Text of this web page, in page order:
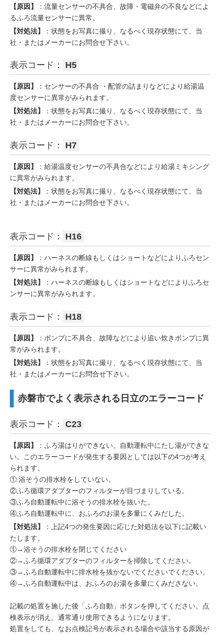
【原因】
：流量センサーの不具合、故障・電磁弁の不良などによ
るふろ流量センサーに異常。
【対処法】
：状態をお写真に撮り、なるべく現存状態にて、当
社・またはメーカーにお問合せ下さい。
表示コード： H5
【原因】
：センサーの不具合 ・配管の詰まりなどにより給湯温
度センサーに異常がみられます。
【対処法】
：状態をお写真に撮り、なるべく現存状態にて、当
社・またはメーカーにお問合せ下さい。
表示コード： H7
【原因】
：給湯温度センサーの不具合などにより給湯ミキシング
に異常がみられます。
【対処法】
：状態をお写真に撮り、なるべく現存状態にて、当
社・またはメーカーにお問合せ下さい。
表示コード： H16
【原因】
：ハーネスの断線もしくはショートなどによりふろセン
サーに異常がみられます。
【対処法】
：ハーネスの断線もしくはショートなどによりふろセ
ンサーに異常がみられます。
表示コード： H18
【原因】
：ポンプに不具合、故障などにより追い炊きポンプに異
常がみられます。
【対処法】
：状態をお写真に撮り、なるべく現存状態にて、当
社・またはメーカーにお問合せ下さい。
赤磐市でよく表示される日立のエラーコード
表示コード： C23
【原因】
：ふろ湯はりができない。自動運転中にたし湯ができな
い。このエラーコードが発生する要因としては以下の4つが考え
られます。
①.浴そうの排水栓をしていない。
②ふろ循環アダプターのフィルターが目づまりしている。
③ふろ自動運転中に浴そうの排水栓を抜いた。
④ふろ自動運転中に、おふろのお湯を多量にくみだした。
【対処法】
：上記4つの発生要因に応じた対処法を以下に記載い
たします。
①→浴そうの排水栓を閉じてください
②→ふろ循環アダプターのフィルターを掃除してください。
③→ふろ自動運転中に排水栓を抜かないでくださいでください。
④→ふろ自動運転中は、おふろのお湯を多量にくみださない。
記載の処置を施した後「ふろ自動」ボタンを押してください。点
検表示が消え、通常通り使用できるようになります。
処置をしても、なお点検記号が表示される場合や該当する原因が